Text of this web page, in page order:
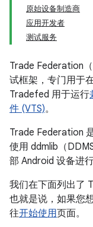
原始设备制造商
应用开发者
测试服务
Trade Federation
试框架，专门用于
Tradefed 用于运行
件 (VTS)。
Trade Federation
使用 ddmlib（
部 Android 设备进行
我们在下面列出了
也就是说，如果您
往开始使用页面。